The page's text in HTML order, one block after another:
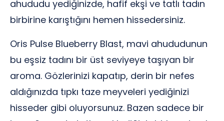
ahududu yediğinizde, hafif ekşi ve tatlı tadın
birbirine karıştığını hemen hissedersiniz.
Oris Pulse Blueberry Blast, mavi ahududunun
bu eşsiz tadını bir üst seviyeye taşıyan bir
aroma. Gözlerinizi kapatıp, derin bir nefes
aldığınızda tıpkı taze meyveleri yediğinizi
hisseder gibi oluyorsunuz. Bazen sadece bir